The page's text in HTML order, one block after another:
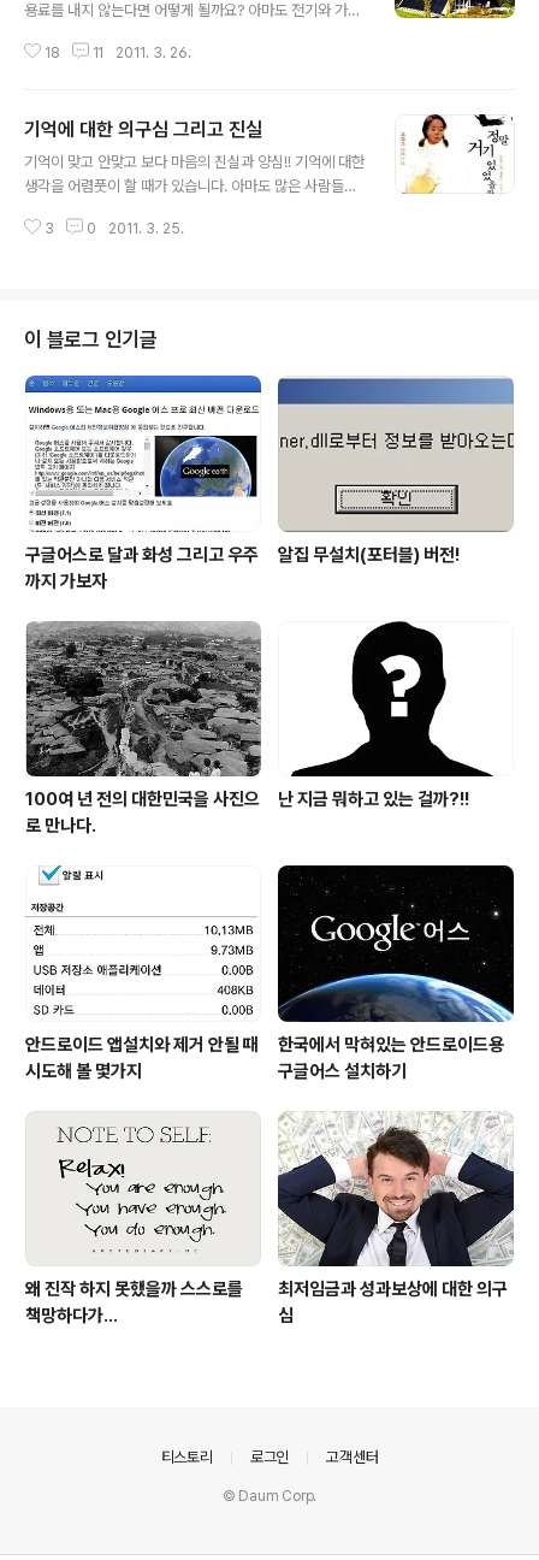
용료를 내지 않는다면 어떻게 될까요? 아마도 전기와 가스
린시절 쉽게 돈을 버는 방법들에 대해서 생각을 하다가 한
럽게 돈을 버는 것이었습니다. 그런데, 안타깝게도 그건 특
정한 누군가가 이미 차지하고 있는 것들이었습니다. 물론
어린 나이에 생각했던 것이니... 단순한 그림만 그려졌기 때
않게 생각되는 것이 바로 에너지와 관계된 것입니다. 그 에
18 11 2011. 3. 26.
기억에 대한 의구심 그리고 진실
기억이 맞고 안맞고 보다 마음의 진실과 양심!! 기억에 대한
생각을 어렴풋이 할 때가 있습니다. 아마도 많은 사람들이
하고 계신 여강여호님의 포스트 "체 게바라는 왜 콩고로 갔
부터 생각의 꼬리에 꼬리 물기처럼 이어진 옛 기억에 대한
의구심에서 파생된 이야기입니다. 박완서 선생님의 소설
『그 많던 싱아는 누가 다 먹었을까』와『그 산이 정말 거기
있었을까』를 읽어 보셨는지요. 두 소설은 제목에서도 느껴
지듯이 작가의 어린 시절 기억을 배경으로 합니다. 그러나
그 기억은 제목처럼 사실 ..
3 0 2011. 3. 25.
이 블로그 인기글
구글어스로 달과 화성 그리고 우주
까지 가보자
알집 무설치(포터블) 버전!
100여 년 전의 대한민국을 사진으
로 만나다.
난 지금 뭐하고 있는 걸까?!!
안드로이드 앱설치와 제거 안될 때
시도해 볼 몇가지
한국에서 막혀있는 안드로이드용
구글어스 설치하기
왜 진작 하지 못했을까 스스로를
책망하다가...
최저임금과 성과보상에 대한 의구
심
티스토리 로그인 고객센터
© Daum Corp.